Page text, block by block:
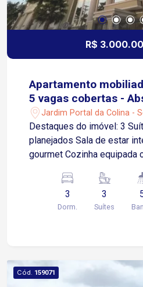
R$
Apartamento
5 vagas cobertas -
Jardim Portal da Colina -
Destaques do imóvel: 3
planejados Sala de estar integrada à área
gourmet Cozinha equipada
aconchegante com
funcional com máquina de
automatizadas 5 vagas de garagem
regiões de Sorocaba, com
Barão de Tatuí, além de
3
Dorm.
3
Suítes
Cód. 159071